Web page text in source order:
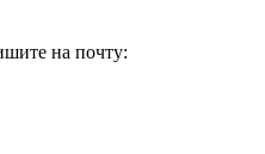
на почту: